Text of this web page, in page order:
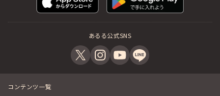
あるる公式SNS
コンテンツ一覧